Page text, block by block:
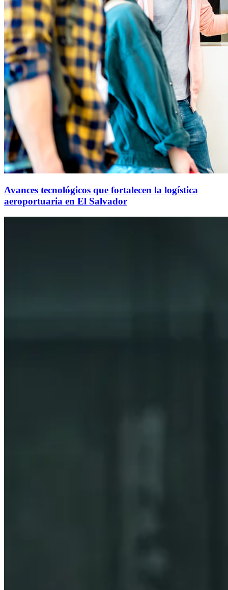
Avances tecnológicos que fortalecen la logística
aeroportuaria en El Salvador